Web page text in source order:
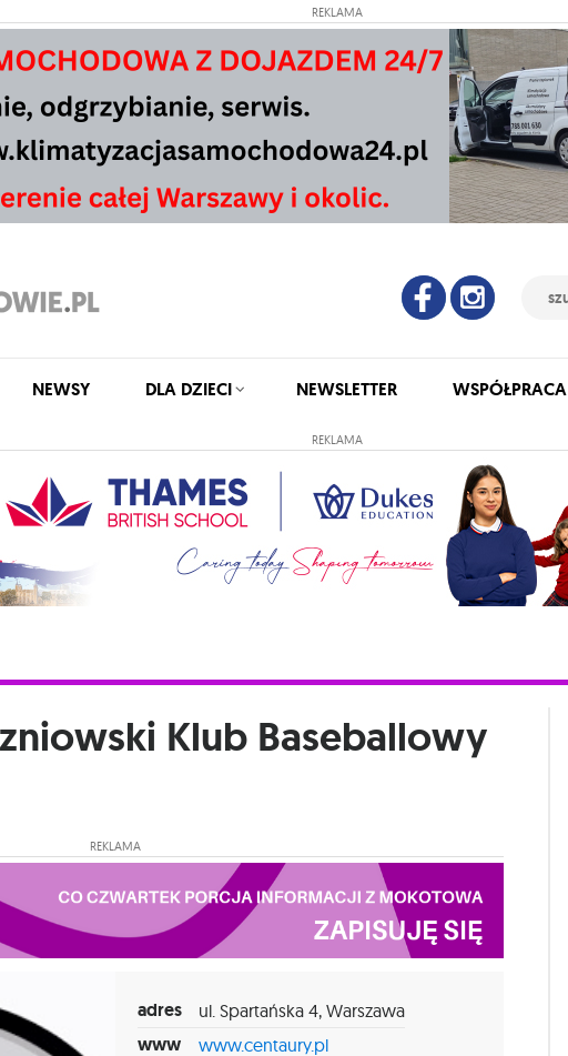
REKLAMA
NEWSY DLA DZIECI NEWSLETTER WSPÓŁPRACA
REKLAMA
Klub Baseballowy
REKLAMA
adres ul. Spartańska 4, Warszawa
www www.centaury.pl